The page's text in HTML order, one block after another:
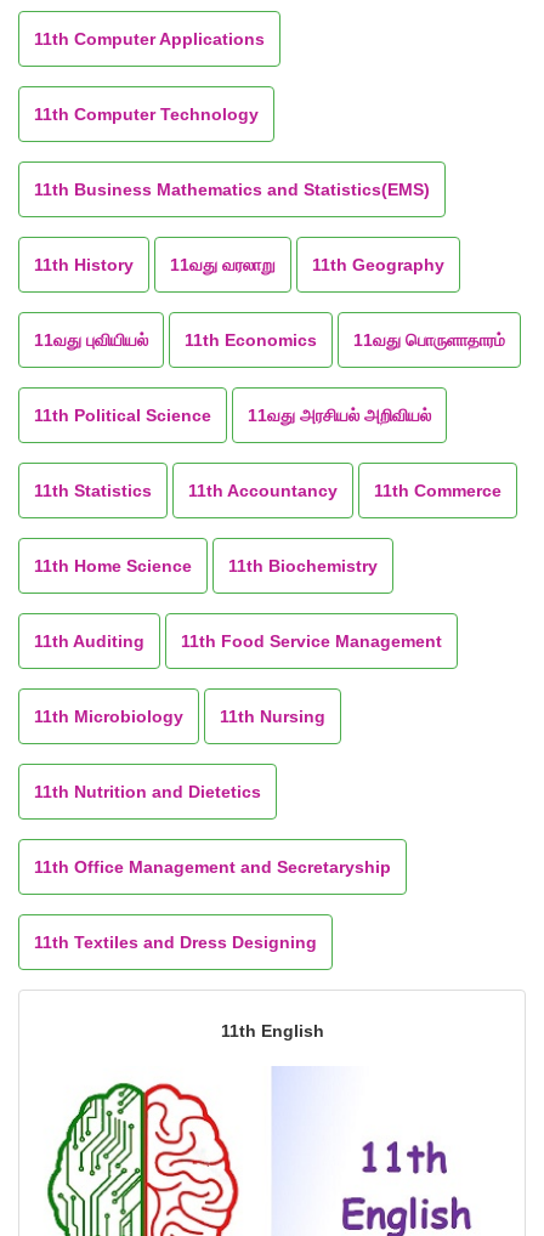
11th Computer Applications
11th Computer Technology
11th Business Mathematics and Statistics(EMS)
11th History 11வது வரலாறு 11th Geography
11வது புவியியல் 11th Economics 11வது பொருளாதாரம்
11th Political Science 11வது அரசியல் அறிவியல்
11th Statistics 11th Accountancy 11th Commerce
11th Home Science 11th Biochemistry
11th Auditing 11th Food Service Management
11th Microbiology 11th Nursing
11th Nutrition and Dietetics
11th Office Management and Secretaryship
11th Textiles and Dress Designing
11th English